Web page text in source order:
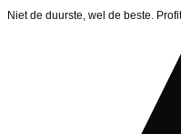
Niet de duurste, wel de beste.